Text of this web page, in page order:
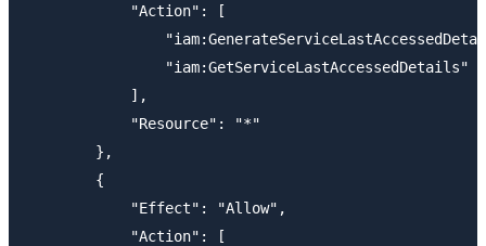
            "Action": [
                "iam:GetServiceLastAccessedDetails"
            ],
            "Resource": "*"
        },
        {
            "Effect": "Allow",
            "Action": [